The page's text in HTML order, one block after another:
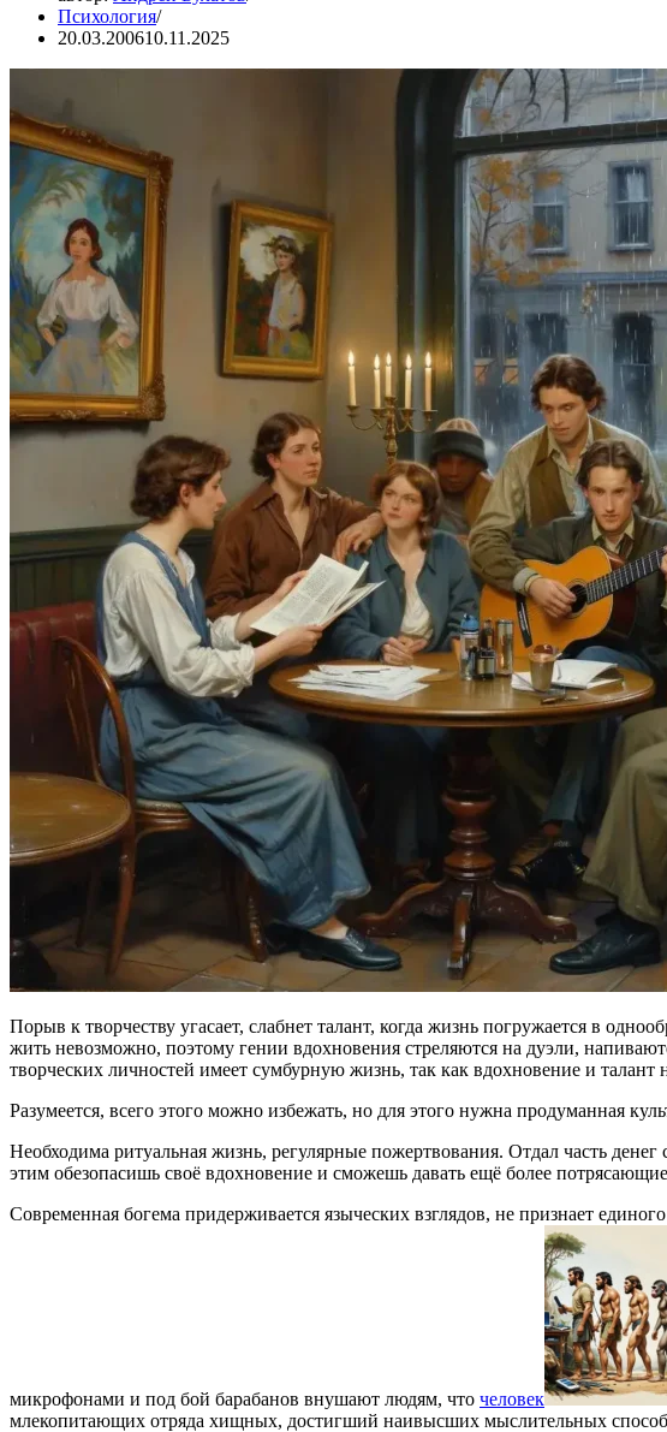
Психология
20.03.200610.11.2025
Порыв к творчеству угасает, слабнет талант, когда жизнь погружается в
жить невозможно, поэтому гении вдохновения стреляются на дуэли,
творческих личностей имеет сумбурную жизнь, так как вдохновение и
Разумеется, всего этого можно избежать, но для этого нужна продуманная
Необходима ритуальная жизнь, регулярные пожертвования. Отдал часть
этим обезопасишь своё вдохновение и сможешь давать ещё более
Современная богема придерживается языческих взглядов, не признает
микрофонами и под бой барабанов внушают людям, что человек
млекопитающих отряда хищных, достигший наивысших мыслительных